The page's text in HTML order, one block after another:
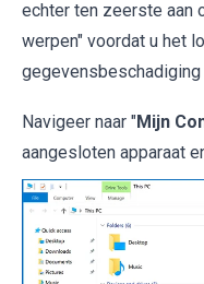
echter ten zeerste aan
werpen" voordat u het
gegevensbeschadiging
Navigeer naar "Mijn
aangesloten apparaat